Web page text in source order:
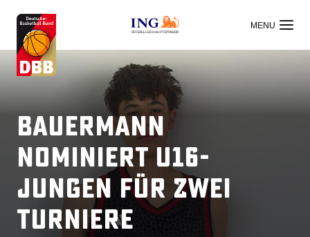
OFFIZIELLER HAUPTSPONSOR
Bauermann
nominiert U16-
Jungen für zwei
Turniere